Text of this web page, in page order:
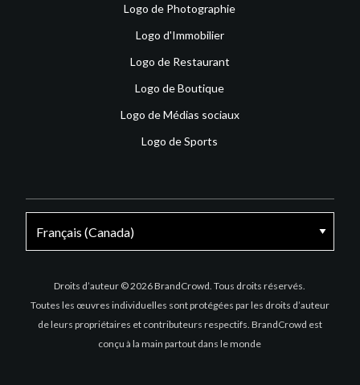
Logo de Photographie
Logo d'Immobilier
Logo de Restaurant
Logo de Boutique
Logo de Médias sociaux
Logo de Sports
Droits d’auteur © 2026 BrandCrowd. Tous droits réservés.
Toutes les œuvres individuelles sont protégées par les droits d’auteur
de leurs propriétaires et contributeurs respectifs. BrandCrowd est
conçu à la main partout dans le monde